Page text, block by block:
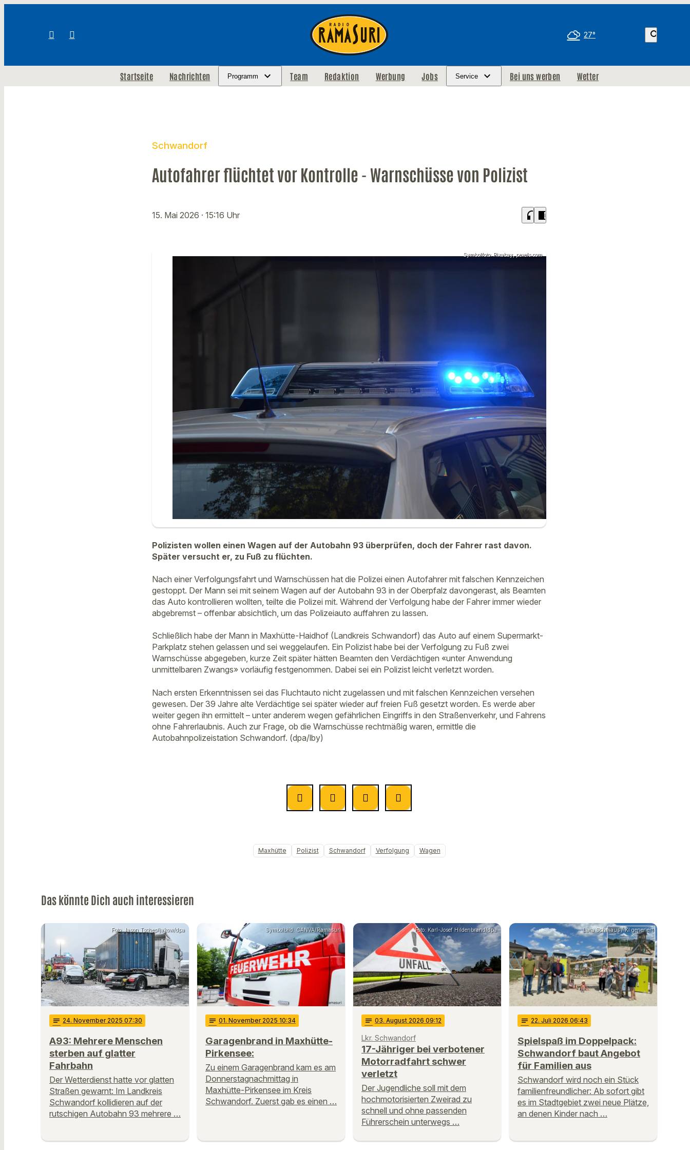
27° search
Startseite Nachrichten Programm Team Redaktion Werbung Jobs Service Bei uns werben Wetter
Schwandorf
Autofahrer flüchtet vor Kontrolle - Warnschüsse von Polizist
15. Mai 2026 · 15:16 Uhr headphones chrome_reader_mode
Symbolfoto: Pixabay, pexels.com
Polizisten wollen einen Wagen auf der Autobahn 93 überprüfen, doch der Fahrer rast davon.
Später versucht er, zu Fuß zu flüchten.
Nach einer Verfolgungsfahrt und Warnschüssen hat die Polizei einen Autofahrer mit falschen Kennzeichen
gestoppt. Der Mann sei mit seinem Wagen auf der Autobahn 93 in der Oberpfalz davongerast, als Beamten
das Auto kontrollieren wollten, teilte die Polizei mit. Während der Verfolgung habe der Fahrer immer wieder
abgebremst – offenbar absichtlich, um das Polizeiauto auffahren zu lassen.
Schließlich habe der Mann in Maxhütte-Haidhof (Landkreis Schwandorf) das Auto auf einem Supermarkt-
Parkplatz stehen gelassen und sei weggelaufen. Ein Polizist habe bei der Verfolgung zu Fuß zwei
Warnschüsse abgegeben, kurze Zeit später hätten Beamten den Verdächtigen «unter Anwendung
unmittelbaren Zwangs» vorläufig festgenommen. Dabei sei ein Polizist leicht verletzt worden.
Nach ersten Erkenntnissen sei das Fluchtauto nicht zugelassen und mit falschen Kennzeichen versehen
gewesen. Der 39 Jahre alte Verdächtige sei später wieder auf freien Fuß gesetzt worden. Es werde aber
weiter gegen ihn ermittelt – unter anderem wegen gefährlichen Eingriffs in den Straßenverkehr, und Fahrens
ohne Fahrerlaubnis. Auch zur Frage, ob die Warnschüsse rechtmäßig waren, ermittle die
Autobahnpolizeistation Schwandorf. (dpa/lby)
Maxhütte Polizist Schwandorf Verfolgung Wagen
Das könnte Dich auch interessieren
Foto: Jason Tschepljakow/dpa
notes 24. November 2025 07:30
A93: Mehrere Menschen
sterben auf glatter
Fahrbahn
Der Wetterdienst hatte vor glatten
Straßen gewarnt: Im Landkreis
Schwandorf kollidieren auf der
rutschigen Autobahn 93 mehrere …
Symbolbild: CANVA/Ramasuri
notes 01. November 2025 10:34
Garagenbrand in Maxhütte-
Pirkensee:
Zu einem Garagenbrand kam es am
Donnerstagnachmittag in
Maxhütte-Pirkensee im Kreis
Schwandorf. Zuerst gab es einen …
Foto: Karl-Josef Hildenbrand/dpa
notes 03. August 2026 09:12
Lkr. Schwandorf
17-Jähriger bei verbotener
Motorradfahrt schwer
verletzt
Der Jugendliche soll mit dem
hochmotorisierten Zweirad zu
schnell und ohne passenden
Führerschein unterwegs …
Lara Schmaus / KI generiert
notes 22. Juli 2026 06:43
Spielspaß im Doppelpack:
Schwandorf baut Angebot
für Familien aus
Schwandorf wird noch ein Stück
familienfreundlicher: Ab sofort gibt
es im Stadtgebiet zwei neue Plätze,
an denen Kinder nach …